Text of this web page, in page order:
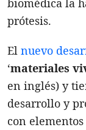
prótesis.
El nuevo
‘materiales
en inglés) y
desarrollo y
con